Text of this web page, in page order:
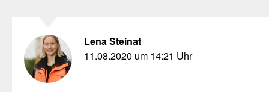
Lena Steinat
11.08.2020 um 14:21 Uhr